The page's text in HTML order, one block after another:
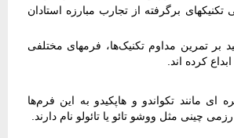
تکنیکهای برگرفته از تجارب مبارزه استادان
بر تمرین مداوم تکنیک‌ها، فرمهای مختلفی
کرده اند.
ای مانند تکواندو و هاپکیدو به این فرم‌ها
چینی مثل ووشو تائو یا تائولو نام دارند.